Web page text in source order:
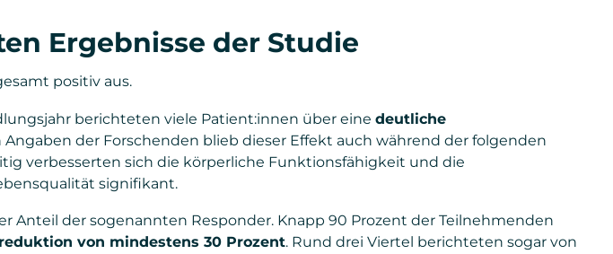
Ergebnisse der Studie
positiv aus.
berichteten viele Patient:innen über eine deutliche
Angaben der Forschenden blieb dieser Effekt auch während der folgenden
verbesserten sich die körperliche Funktionsfähigkeit und die
signifikant.
Anteil der sogenannten Responder. Knapp 90 Prozent der Teilnehmenden
von mindestens 30 Prozent. Rund drei Viertel berichteten sogar von